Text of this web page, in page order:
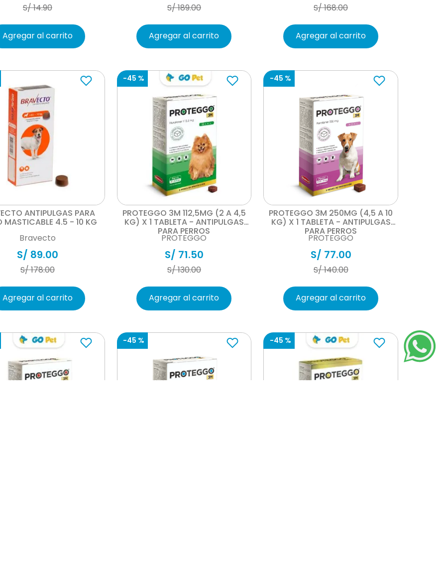
S/14.90
Agregar al carrito
S/189.00
Agregar al carrito
S/168.00
Agregar al carrito
ANTIPULGAS PARA
MASTICABLE 4.5 - 10 KG
Bravecto
S/ 89.00
S/178.00
Agregar al carrito
-45 %
Vista rápida
PROTEGGO 3M 112,5MG (2 A 4,5
KG) X 1 TABLETA - ANTIPULGAS
PARA PERROS
PROTEGGO
S/ 71.50
S/130.00
Agregar al carrito
-45 %
Vista rápida
PROTEGGO 3M 250MG (4,5 A 10
KG) X 1 TABLETA - ANTIPULGAS
PARA PERROS
PROTEGGO
S/ 77.00
S/140.00
Agregar al carrito
-45 % -45 %